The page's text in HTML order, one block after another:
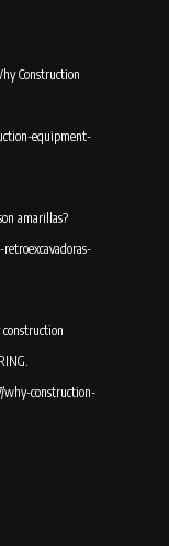
Construction
equipment-
amarillas?
construction-